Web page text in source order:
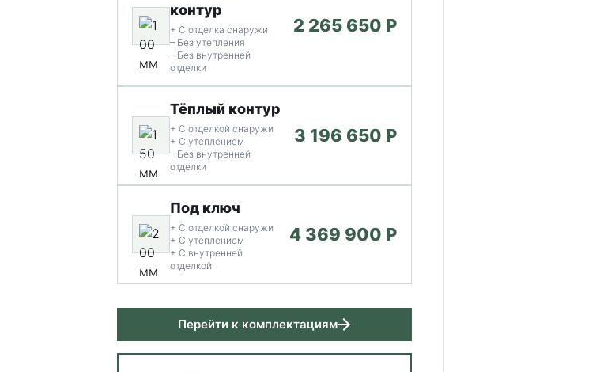
контур
+ С отделка снаружи
– Без утепления
– Без внутренней
отделки
2 265 650 P
Тёплый контур
+ С отделкой снаружи
+ С утеплением
– Без внутренней
отделки
3 196 650 P
Под ключ
+ С отделкой снаружи
+ С утеплением
+ С внутренней
отделкой
4 369 900 P
Перейти к комплектациям